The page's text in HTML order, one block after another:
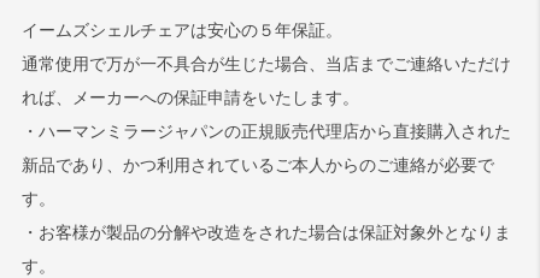
イームズシェルチェアは安心の５年保証。
通常使用で万が一不具合が生じた場合、当店までご連絡いただけ
れば、メーカーへの保証申請をいたします。
・ハーマンミラージャパンの正規販売代理店から直接購入された
新品であり、かつ利用されているご本人からのご連絡が必要で
す。
・お客様が製品の分解や改造をされた場合は保証対象外となりま
す。